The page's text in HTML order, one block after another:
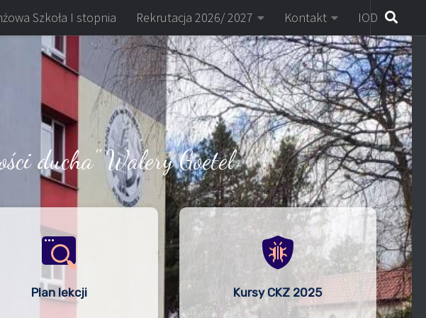
Szkoła I stopnia Rekrutacja 2026/ 2027 Kontakt IOD
ducha" Walery Goetel
Plan lekcji Kursy CKZ 2025